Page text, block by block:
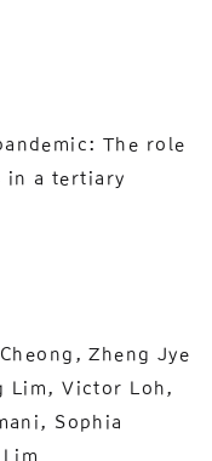
The role
in a tertiary
Zheng Jye
Lim, Victor Loh,
Sophia